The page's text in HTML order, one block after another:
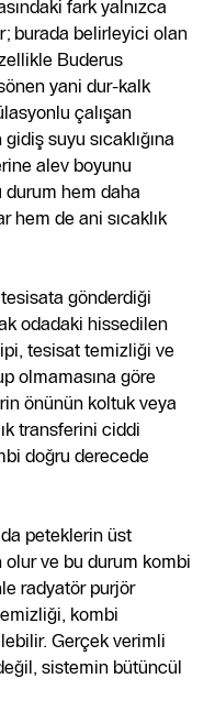
fark yalnızca
burada belirleyici olan
Buderus
yani dur-kalk
çalışan
suyu sıcaklığına
alev boyunu
durum hem daha
hem de ani sıcaklık
tesisata gönderdiği
odadaki hissedilen
tesisat temizliği ve
olmamasına göre
önünün koltuk veya
transferini ciddi
doğru derecede
peteklerin üst
olur ve bu durum kombi
radyatör purjör
kombi
Gerçek verimli
sistemin bütüncül